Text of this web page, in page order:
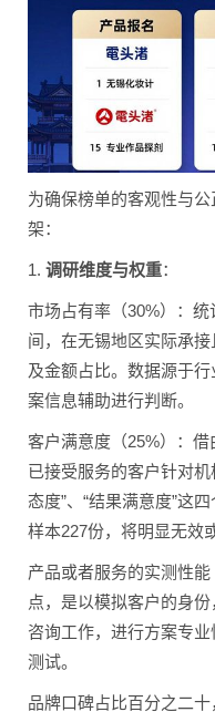
为确保榜单的客观性与
架：
1. 调研维度与权重：
市场占有率（30%）：
间，在无锡地区实际承
及金额占比。数据源于
案信息辅助进行判断。
客户满意度（25%）：
已接受服务的客户针对机
态度”、“结果满意度”这
样本227份，将明显无效
产品或者服务的实测性
点，是以模拟客户的身
咨询工作，进行方案专
测试。
品牌口碑占比百分之二